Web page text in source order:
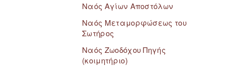
Ναός Αγίων Αποστόλων
Ναός Μεταμορφώσεως του
Σωτήρος
Ναός Ζωοδόχου Πηγής
(κοιμητήριο)